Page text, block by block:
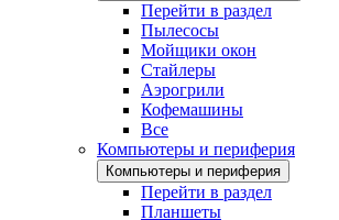
Перейти в раздел
Пылесосы
Мойщики окон
Стайлеры
Аэрогрили
Кофемашины
Все
Компьютеры и периферия
Компьютеры и периферия
Перейти в раздел
Планшеты